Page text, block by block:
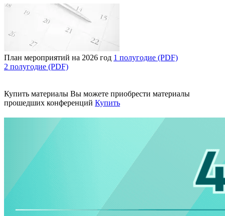
План мероприятий на 2026 год 1 полугодие (PDF)
2 полугодие (PDF)
Купить материалы Вы можете приобрести материалы
прошедших конференций Купить